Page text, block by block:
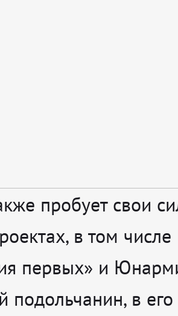
пробует свои
в том числе
первых» и
подольчанин, в его